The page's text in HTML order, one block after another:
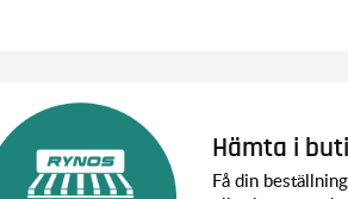
Hämta i
Få din